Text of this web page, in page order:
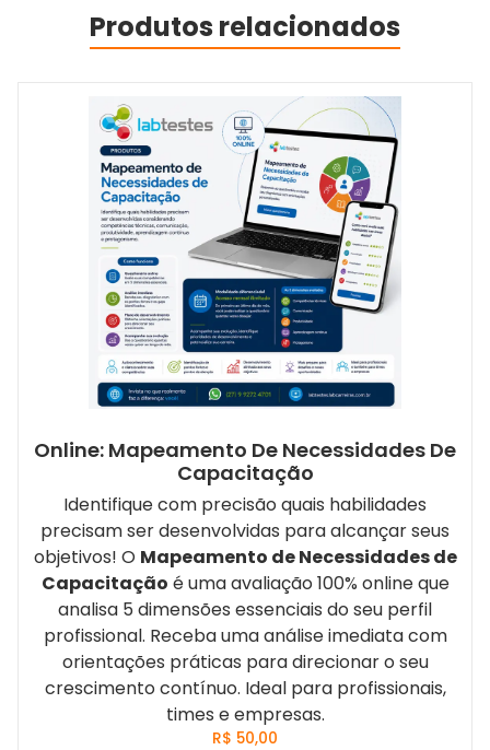
Produtos relacionados
Online: Mapeamento De Necessidades De
Capacitação
Identifique com precisão quais habilidades
precisam ser desenvolvidas para alcançar seus
objetivos! O Mapeamento de Necessidades de
Capacitação é uma avaliação 100% online que
analisa 5 dimensões essenciais do seu perfil
profissional. Receba uma análise imediata com
orientações práticas para direcionar o seu
crescimento contínuo. Ideal para profissionais,
times e empresas.
R$ 50,00